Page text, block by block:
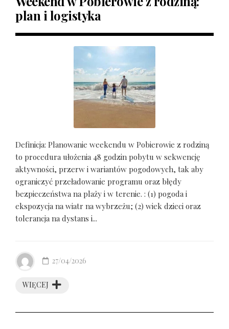
plan i logistyka
Definicja: Planowanie weekendu w Pobierowie z rodziną
to procedura ułożenia 48 godzin pobytu w sekwencję
aktywności, przerw i wariantów pogodowych, tak aby
ograniczyć przeładowanie programu oraz błędy
bezpieczeństwa na plaży i w terenie. : (1) pogoda i
ekspozycja na wiatr na wybrzeżu; (2) wiek dzieci oraz
tolerancja na dystans i...
WIĘCEJ
27/04/2026